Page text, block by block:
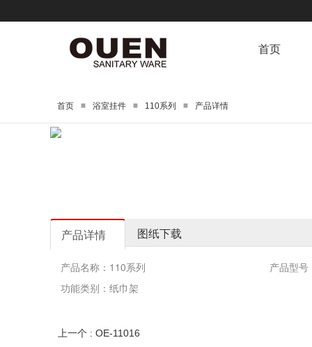
首页
首页 ≡ 浴室挂件 ≡ 110系列 ≡ 产品详情
产品详情 图纸下载
产品名称：110系列
产品型
功能类别：纸巾架
上一个 : OE-11016